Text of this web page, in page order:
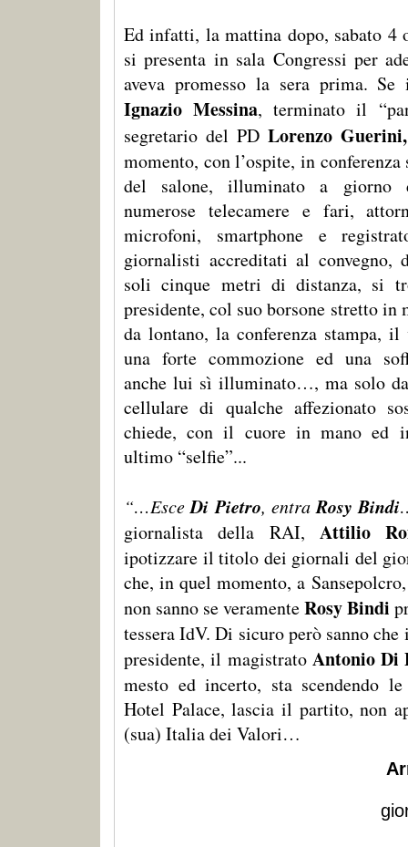
Ed infatti, la mattina dopo, sabato 4
si presenta in sala Congressi per
aveva promesso la sera prima.
Ignazio Messina, terminato il
segretario del PD Lorenzo Guerini,
momento, con l’ospite, in conferenza
del salone, illuminato a giorno
numerose telecamere e fari,
microfoni, smartphone e
giornalisti accreditati al convegno,
soli cinque metri di distanza, si
presidente, col suo borsone stretto in
da lontano, la conferenza stampa,
una forte commozione ed una
anche lui sì illuminato…, ma solo
cellulare di qualche affezionato
chiede, con il cuore in mano ed
ultimo “selfie”...
“…EsceDi Pietro, entraRosy Bindi
giornalista della RAI, Attilio
ipotizzare il titolo dei giornali del
che, in quel momento, a
non sanno se veramenteRosy Bindi
tessera IdV. Di sicuro però sanno
presidente, il magistrato Antonio Di
mesto ed incerto, sta scendendo
Hotel Palace, lascia il partito, non
(sua) Italia dei Valori…